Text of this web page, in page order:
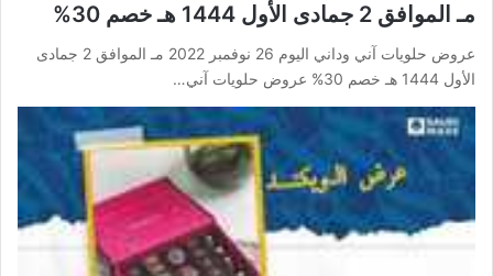
مـ الموافق 2 جمادى الأول 1444 هـ خصم 30%
عروض حلويات آني وداني اليوم 26 نوفمبر 2022 مـ الموافق 2 جمادى
الأول 1444 هـ خصم 30% عروض حلويات آني…